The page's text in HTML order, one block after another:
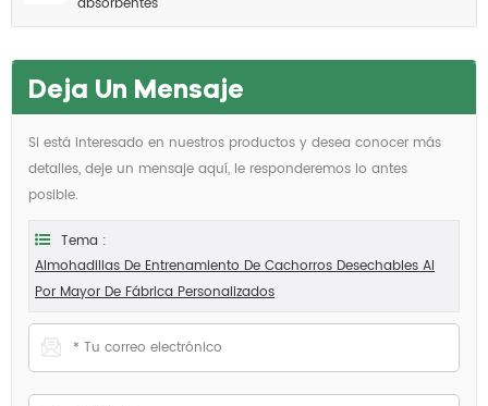
Deja Un Mensaje
Si está interesado en nuestros productos y desea conocer más
detalles, deje un mensaje aquí, le responderemos lo antes
posible.
Tema :
Almohadillas De Entrenamiento De Cachorros Desechables Al
Por Mayor De Fábrica Personalizados